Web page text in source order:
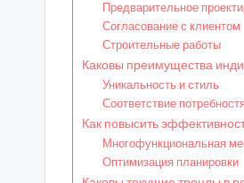
Предварительное
Согласование с клиентом
Строительные работы
Каковы преимущества
Уникальность и стиль
Соответствие
Как повысить
Многофункциональная
Оптимизация планировки